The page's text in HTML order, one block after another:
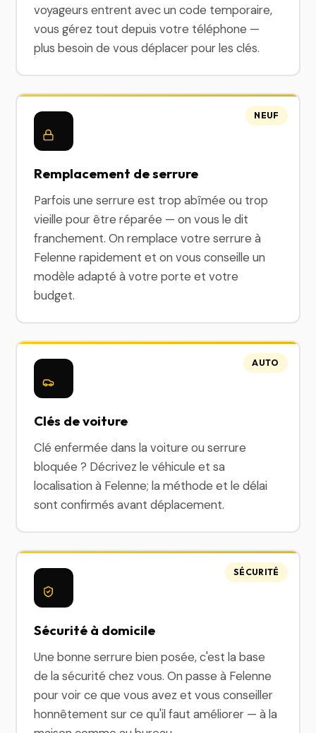
voyageurs entrent avec un code temporaire,
vous gérez tout depuis votre téléphone —
plus besoin de vous déplacer pour les clés.
Remplacement de serrure
Parfois une serrure est trop abîmée ou trop
vieille pour être réparée — on vous le dit
franchement. On remplace votre serrure à
Felenne rapidement et on vous conseille un
modèle adapté à votre porte et votre
budget.
NEUF
Clés de voiture
Clé enfermée dans la voiture ou serrure
bloquée ? Décrivez le véhicule et sa
localisation à Felenne; la méthode et le délai
sont confirmés avant déplacement.
AUTO
Sécurité à domicile
Une bonne serrure bien posée, c'est la base
de la sécurité chez vous. On passe à Felenne
pour voir ce que vous avez et vous conseiller
honnêtement sur ce qu'il faut améliorer — à la
SÉCURITÉ